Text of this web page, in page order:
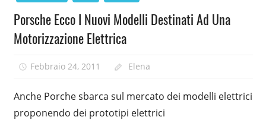
Porsche Ecco I Nuovi Modelli Destinati Ad Una
Motorizzazione Elettrica
Febbraio 24, 2011 Elena
Anche Porche sbarca sul mercato dei modelli elettrici
proponendo dei prototipi elettrici